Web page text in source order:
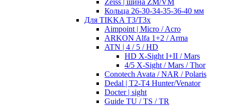
Zeiss | шина ZM/VM
Кольца 26-30-34-35-36-40 мм
Для TIKKA T3/T3x
Aimpoint | Micro / Acro
ARKON Alfa 1+2 / Arma
ATN | 4 / 5 / HD
HD X-Sight I+II / Mars
4/5 X-Sight / Mars / Thor
Conotech Avata / NAR / Polaris
Dedal | T2-T4 Hunter/Venator
Docter | sight
Guide TU / TS / TR